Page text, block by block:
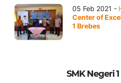
05 Feb 2021 -
Center of
1 Brebes
SMK Negeri